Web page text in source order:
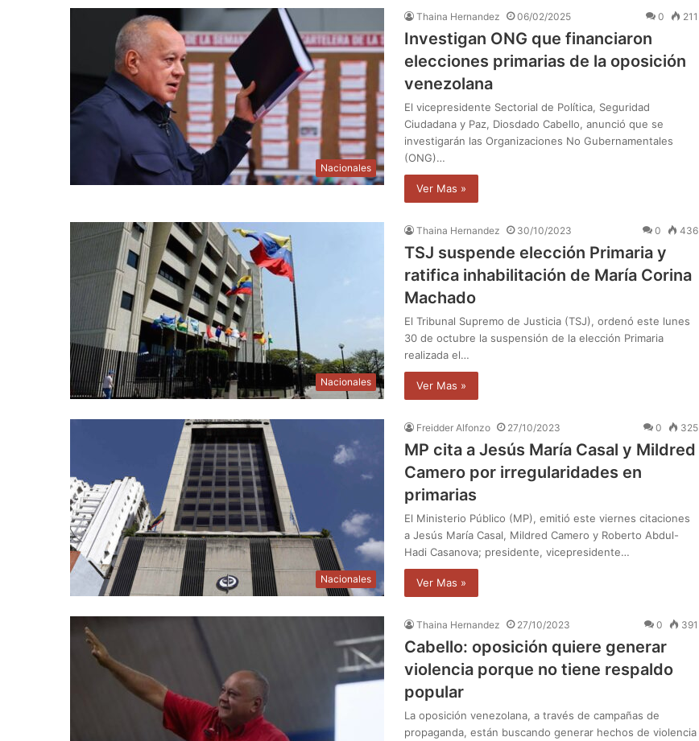
Nacionales
Thaina Hernandez 06/02/2025 0 211
Investigan ONG que financiaron
elecciones primarias de la oposición
venezolana
El vicepresidente Sectorial de Política, Seguridad
Ciudadana y Paz, Diosdado Cabello, anunció que se
investigarán las Organizaciones No Gubernamentales
(ONG)…
Ver Mas »
Nacionales
Thaina Hernandez 30/10/2023 0 436
TSJ suspende elección Primaria y
ratifica inhabilitación de María Corina
Machado
El Tribunal Supremo de Justicia (TSJ), ordenó este lunes
30 de octubre la suspensión de la elección Primaria
realizada el…
Ver Mas »
Nacionales
Freidder Alfonzo 27/10/2023 0 325
MP cita a Jesús María Casal y Mildred
Camero por irregularidades en
primarias
El Ministerio Público (MP), emitió este viernes citaciones
a Jesús María Casal, Mildred Camero y Roberto Abdul-
Hadi Casanova; presidente, vicepresidente…
Ver Mas »
Thaina Hernandez 27/10/2023 0 391
Cabello: oposición quiere generar
violencia porque no tiene respaldo
popular
La oposición venezolana, a través de campañas de
propaganda, están buscando generar hechos de violencia